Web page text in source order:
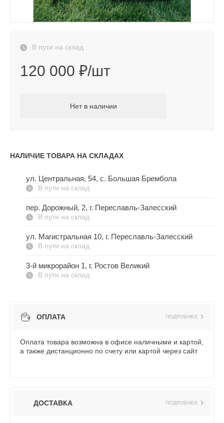
В пути на склад
120 000 ₽/шт
Нет в наличии
НАЛИЧИЕ ТОВАРА НА СКЛАДАХ
ул. Центральная, 54, c. Большая Брембола
В пути на склад
пер. Дорожный, 2, г. Переславль-Залесский
В пути на склад
ул. Магистральная 10, г. Переславль-Залесский
В пути на склад
3-й микрорайон 1, г. Ростов Великий
В пути на склад
ОПЛАТА ПОДРОБНЕЕ
Оплата товара возможна в офисе наличными и картой,
а также дистанционно по счету или картой через сайт
ДОСТАВКА ПОДРОБНЕЕ